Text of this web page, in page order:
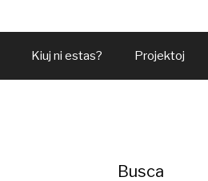
Kiuj ni estas? Projektoj
Busca